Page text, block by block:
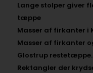
Lange stolper giver
tæppe
Masser af firkanter
Masser af firkanter
Glostrup restetæppe.
Rektangler der